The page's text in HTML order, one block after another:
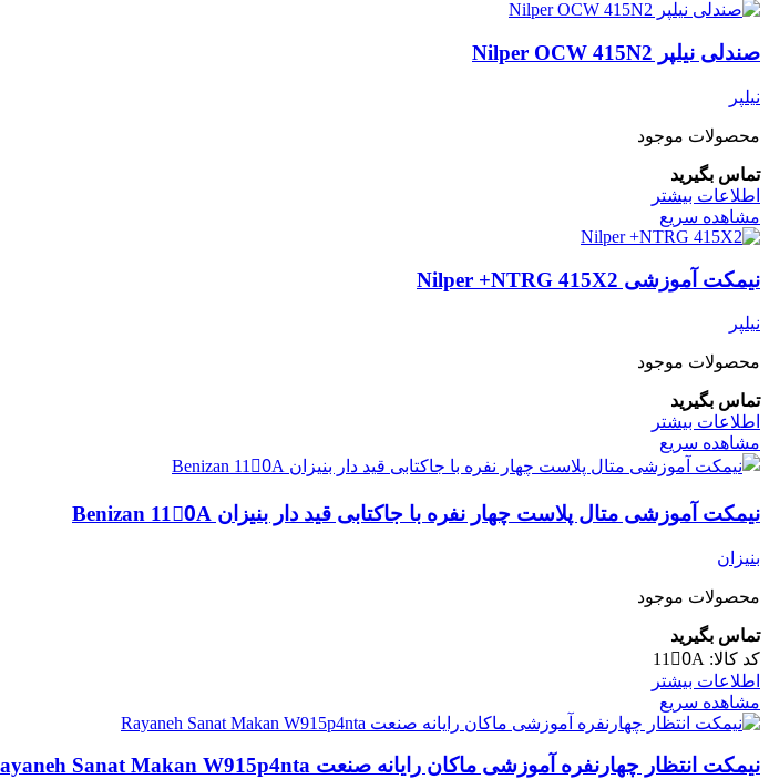
صندلی نیلپر Nilper OCW 415N2
نیلپر
محصولات موجود
تماس بگیرید
اطلاعات بیشتر
مشاهده سریع
نیمکت آموزشی Nilper +NTRG 415X2
نیلپر
محصولات موجود
تماس بگیرید
اطلاعات بیشتر
مشاهده سریع
نیمکت آموزشی متال پلاست چهار نفره با جاکتابی قید دار بنیزان Benizan 110َA
بنیزان
محصولات موجود
تماس بگیرید
کد کالا: 110َA
اطلاعات بیشتر
مشاهده سریع
نیمکت انتظار چهارنفره آموزشی ماکان رایانه صنعت Rayaneh Sanat Makan W915p4nta